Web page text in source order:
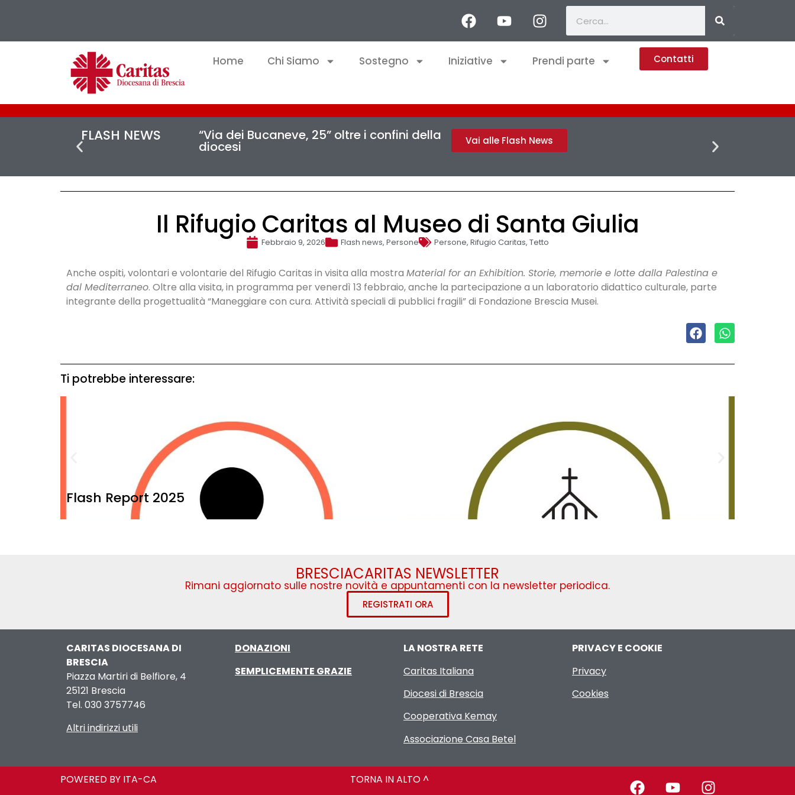
Home Chi Siamo Sostegno Iniziative Prendi parte Contatti
FLASH NEWS “Via dei Bucaneve, 25” oltre i confini della
diocesi Vai alle Flash News
Il Rifugio Caritas al Museo di Santa Giulia
Febbraio 9, 2026 Flash news, Persone Persone, Rifugio Caritas, Tetto
Anche ospiti, volontari e volontarie del Rifugio Caritas in visita alla mostra Material for an Exhibition. Storie, memorie e lotte dalla Palestina e
dal Mediterraneo. Oltre alla visita, in programma per venerdì 13 febbraio, anche la partecipazione a un laboratorio didattico culturale, parte
integrante della progettualità “Maneggiare con cura. Attività speciali di pubblici fragili” di Fondazione Brescia Musei.
Ti potrebbe interessare:
Flash Report 2025
BRESCIACARITAS NEWSLETTER
Rimani aggiornato sulle nostre novità e appuntamenti con la newsletter periodica.
REGISTRATI ORA
CARITAS DIOCESANA DI
BRESCIA
Piazza Martiri di Belfiore, 4
25121 Brescia
Tel. 030 3757746
Altri indirizzi utili
DONAZIONI
SEMPLICEMENTE GRAZIE
LA NOSTRA RETE
Caritas Italiana
Diocesi di Brescia
Cooperativa Kemay
Associazione Casa Betel
PRIVACY E COOKIE
Privacy
Cookies
POWERED BY ITA-CA TORNA IN ALTO ^